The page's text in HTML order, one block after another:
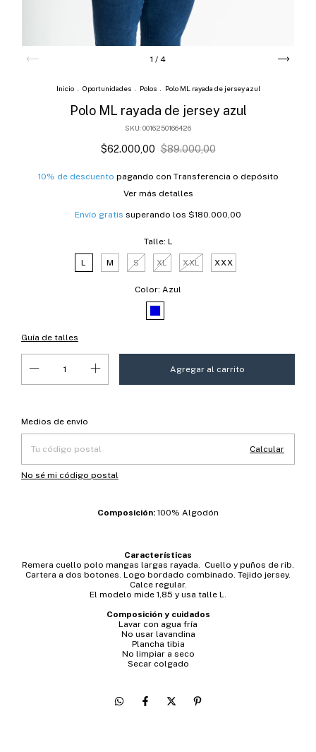
1 / 4
Inicio Oportunidades Polos Polo ML rayada de jersey azul
Polo ML rayada de jersey azul
SKU: 0016250166426
$62.000,00 $89.000,00
10% de descuento pagando con Transferencia o depósito
Ver más detalles
Envío gratis superando los $180.000,00
Talle: L
L M S XL XXL XXX
Color: Azul
Guía de talles
Entregas para el CP:
Medios de envío
Calcular
No sé mi código postal
Composición: 100% Algodón
Características
Remera cuello polo mangas largas rayada. Cuello y puños de rib.
Cartera a dos botones. Logo bordado combinado. Tejido jersey.
Calce regular.
El modelo mide 1,85 y usa talle L.
Composición y cuidados
Lavar con agua fría
No usar lavandina
Plancha tibia
No limpiar a seco
Secar colgado